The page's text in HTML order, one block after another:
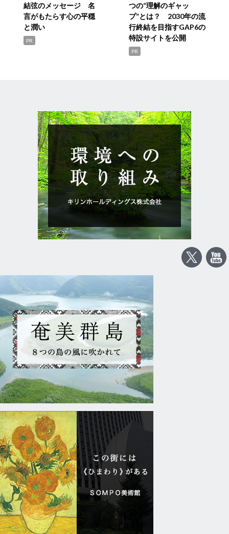
結弦のメッセージ 名
言がもたらす心の平穏
と潤い
PR
つの“理解のギャッ
プ”とは？ 2030年の流
行終結を目指すGAP6の
特設サイトを公開
PR